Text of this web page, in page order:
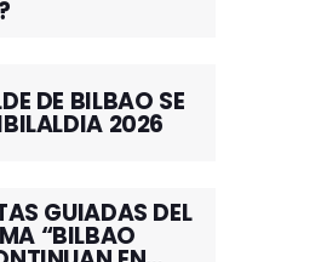
DE BILBAO SE
2026
GUIADAS DEL
“BILBAO